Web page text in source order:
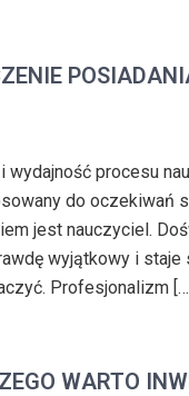
wydajność procesu
do oczekiwań
jest nauczyciel.
wyjątkowy i
Profesjonalizm
WARTO